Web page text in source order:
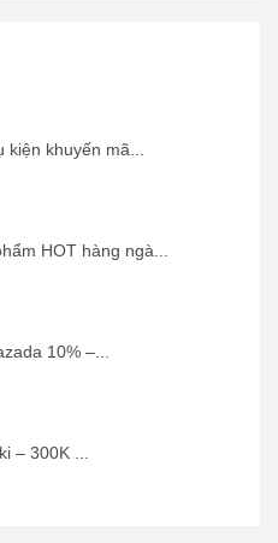
khuyến mã...
HOT hàng ngà...
10% –...
– 300K ...